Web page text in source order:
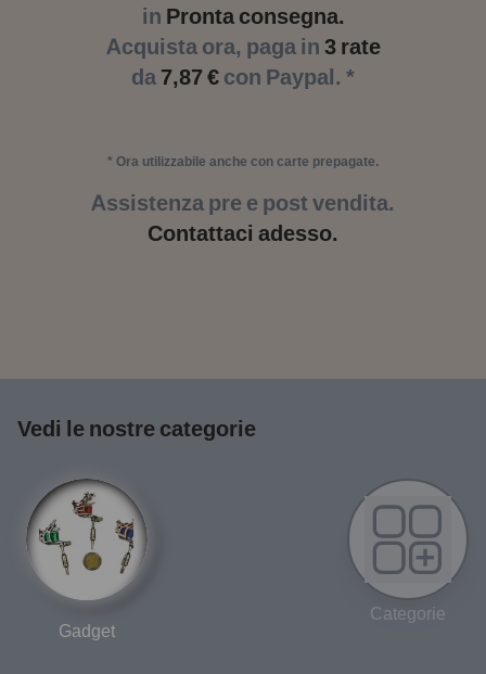
in Pronta consegna.
Acquista ora, paga in 3 rate
da 7,87 € con Paypal. *
* Ora utilizzabile anche con carte prepagate.
Assistenza pre e post vendita.
Contattaci adesso.
Vedi le nostre categorie
Gadget
Categorie